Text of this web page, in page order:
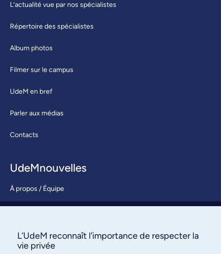
L’actualité vue par nos spécialistes
Répertoire des spécialistes
Album photos
Filmer sur le campus
UdeM en bref
Parler aux médias
Contacts
UdeMnouvelles
À propos / Équipe
S’abonner
L’UdeM reconnaît l’importance de respecter la
vie privée